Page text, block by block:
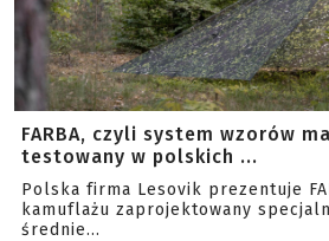
FARBA, czyli system wzorów
testowany w polskich ...
Polska firma Lesovik prezentuje
kamuflażu zaprojektowany
średnie...